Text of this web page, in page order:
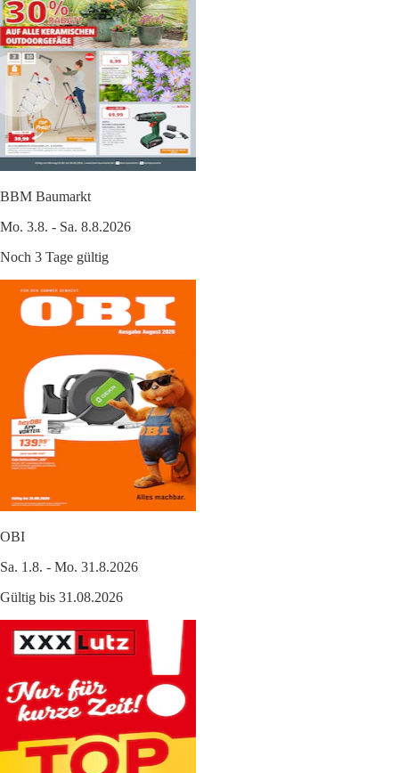
BBM Baumarkt
Mo. 3.8. - Sa. 8.8.2026
Noch 3 Tage gültig
OBI
Sa. 1.8. - Mo. 31.8.2026
Gültig bis 31.08.2026